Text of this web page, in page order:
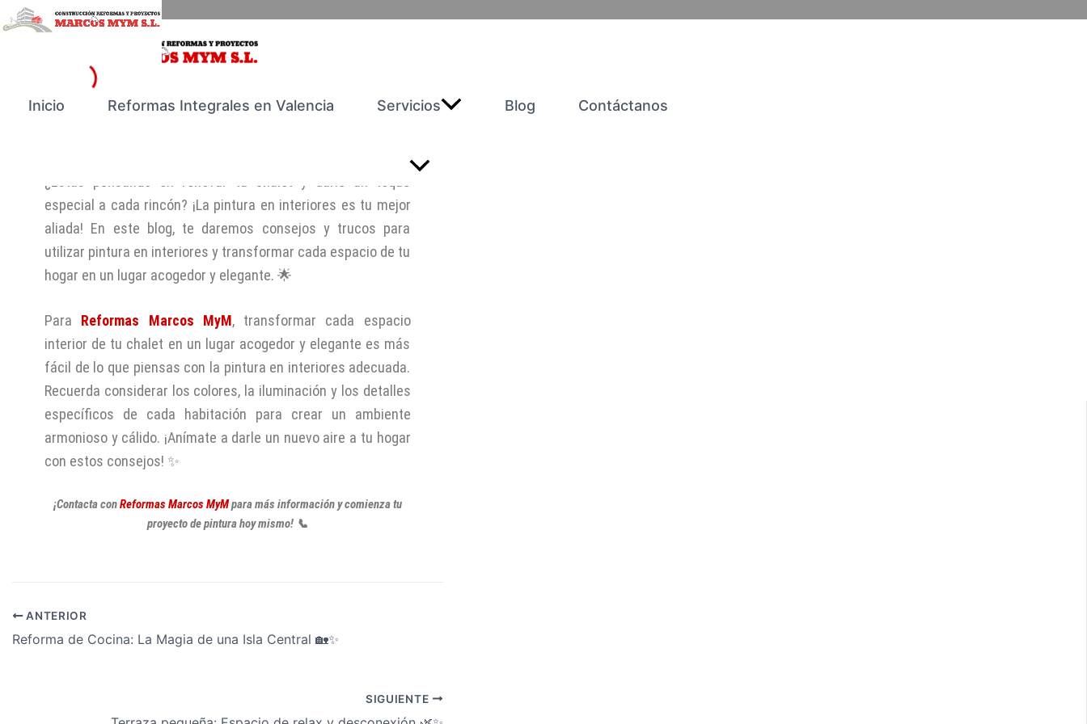
al
Inicio Reformas Integrales en Valencia Servicios Blog Contáctanos
Pintura en interiores: Ambientes
Acogedores en tu Chalet 🏡🎨
¿Estás pensando en renovar tu chalet y darle un toque
especial a cada rincón? ¡La pintura en interiores es tu mejor
aliada! En este blog, te daremos consejos y trucos para
utilizar pintura en interiores y transformar cada espacio de tu
hogar en un lugar acogedor y elegante. 🌟
Para Reformas Marcos MyM, transformar cada espacio
interior de tu chalet en un lugar acogedor y elegante es más
fácil de lo que piensas con la pintura en interiores adecuada.
Recuerda considerar los colores, la iluminación y los detalles
específicos de cada habitación para crear un ambiente
armonioso y cálido. ¡Anímate a darle un nuevo aire a tu hogar
con estos consejos! ✨
¡Contacta conReformas Marcos MyMpara más información y comienza tu
proyecto de pintura hoy mismo! 📞
ANTERIOR
Reforma de Cocina: La Magia de una Isla Central 🏡✨
SIGUIENTE